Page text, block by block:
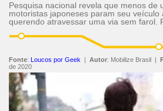
Pesquisa nacional revela que menos de
motoristas japoneses param seu veículo
querendo atravessar uma via sem farol.
Fonte: Loucos por Geek | Autor: Mobilize Brasil |
de 2020